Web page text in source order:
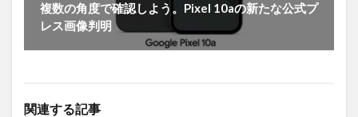
複数の角度で確認しよう。Pixel 10aの新たな公式プ
レス画像判明
関連する記事